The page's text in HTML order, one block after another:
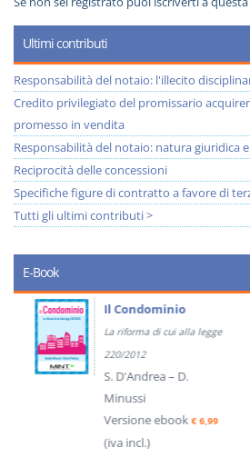
Ultimi contributi
Responsabilità del notaio: l'illecito
Credito privilegiato del promissario
promesso in vendita
Responsabilità del notaio: natura giuridica
Reciprocità delle concessioni
Specifiche figure di contratto a favore di
Tutti gli ultimi contributi >
E-Book
Il Condominio
La riforma di cui alla legge
220/2012
S. D'Andrea – D.
Minussi
Versione ebook€ 6,99
(iva incl.)